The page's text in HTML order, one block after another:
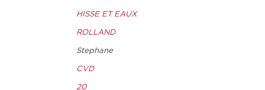
HISSE ET EAUX
ROLLAND
Stephane
CVD
20